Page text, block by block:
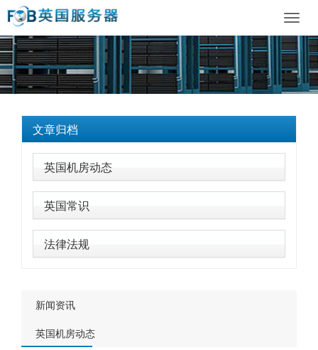
文章归档
英国机房动态
英国常识
法律法规
新闻资讯
英国机房动态